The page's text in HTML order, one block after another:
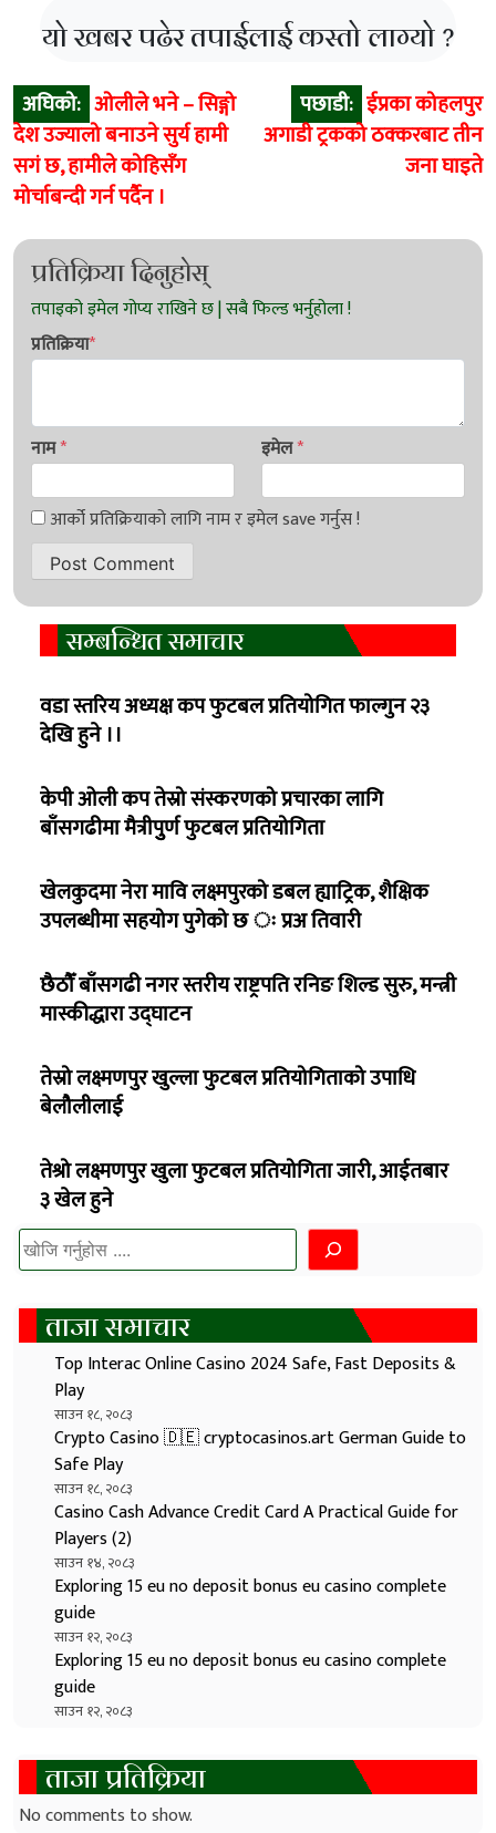
यो खबर पढेर तपाईलाई कस्तो लाग्यो ?
Post
navigation
अघिको: ओलीले भने – सिङ्गो
देश उज्यालो बनाउने सुर्य हामी
सगं छ, हामीले कोहिसँग
मोर्चाबन्दी गर्न पर्दैन ।
पछाडी: ईप्रका कोहलपुर
अगाडी ट्रकको ठक्करबाट तीन
जना घाइते
प्रतिक्रिया दिनुहोस्
प्रतिक्रिया*
नाम* इमेल*
सम्बन्धित समाचार
वडा स्तरिय अध्यक्ष कप फुटबल प्रतियोगित फाल्गुन २३
देखि हुने ।।
केपी ओली कप तेस्रो संस्करणको प्रचारका लागि
बाँसगढीमा मैत्रीपुुर्ण फुटबल प्रतियोगिता
खेलकुदमा नेरा मावि लक्ष्मपुरको डबल ह्याट्रिक, शैक्षिक
उपलब्धीमा सहयोग पुगेको छ ः प्रअ तिवारी
छैठौँ बाँसगढी नगर स्तरीय राष्ट्रपति रनिङ शिल्ड सुरु, मन्त्री
मास्कीद्धारा उद्घाटन
तेस्रो लक्ष्मणपुर खुल्ला फुटबल प्रतियोगिताको उपाधि
बेलौलीलाई
तेश्रो लक्ष्मणपुर खुला फुटबल प्रतियोगिता जारी, आईतबार
३ खेल हुने
खोज्नुहोस
ताजा समाचार
Top Interac Online Casino 2024 Safe, Fast Deposits &
Play
साउन १८, २०८३
Crypto Casino 🇩🇪 cryptocasinos.art German Guide to
Safe Play
साउन १८, २०८३
Casino Cash Advance Credit Card A Practical Guide for
Players (2)
साउन १४, २०८३
Exploring 15 eu no deposit bonus eu casino complete
guide
साउन १२, २०८३
Exploring 15 eu no deposit bonus eu casino complete
guide
साउन १२, २०८३
ताजा प्रतिक्रिया
No comments to show.